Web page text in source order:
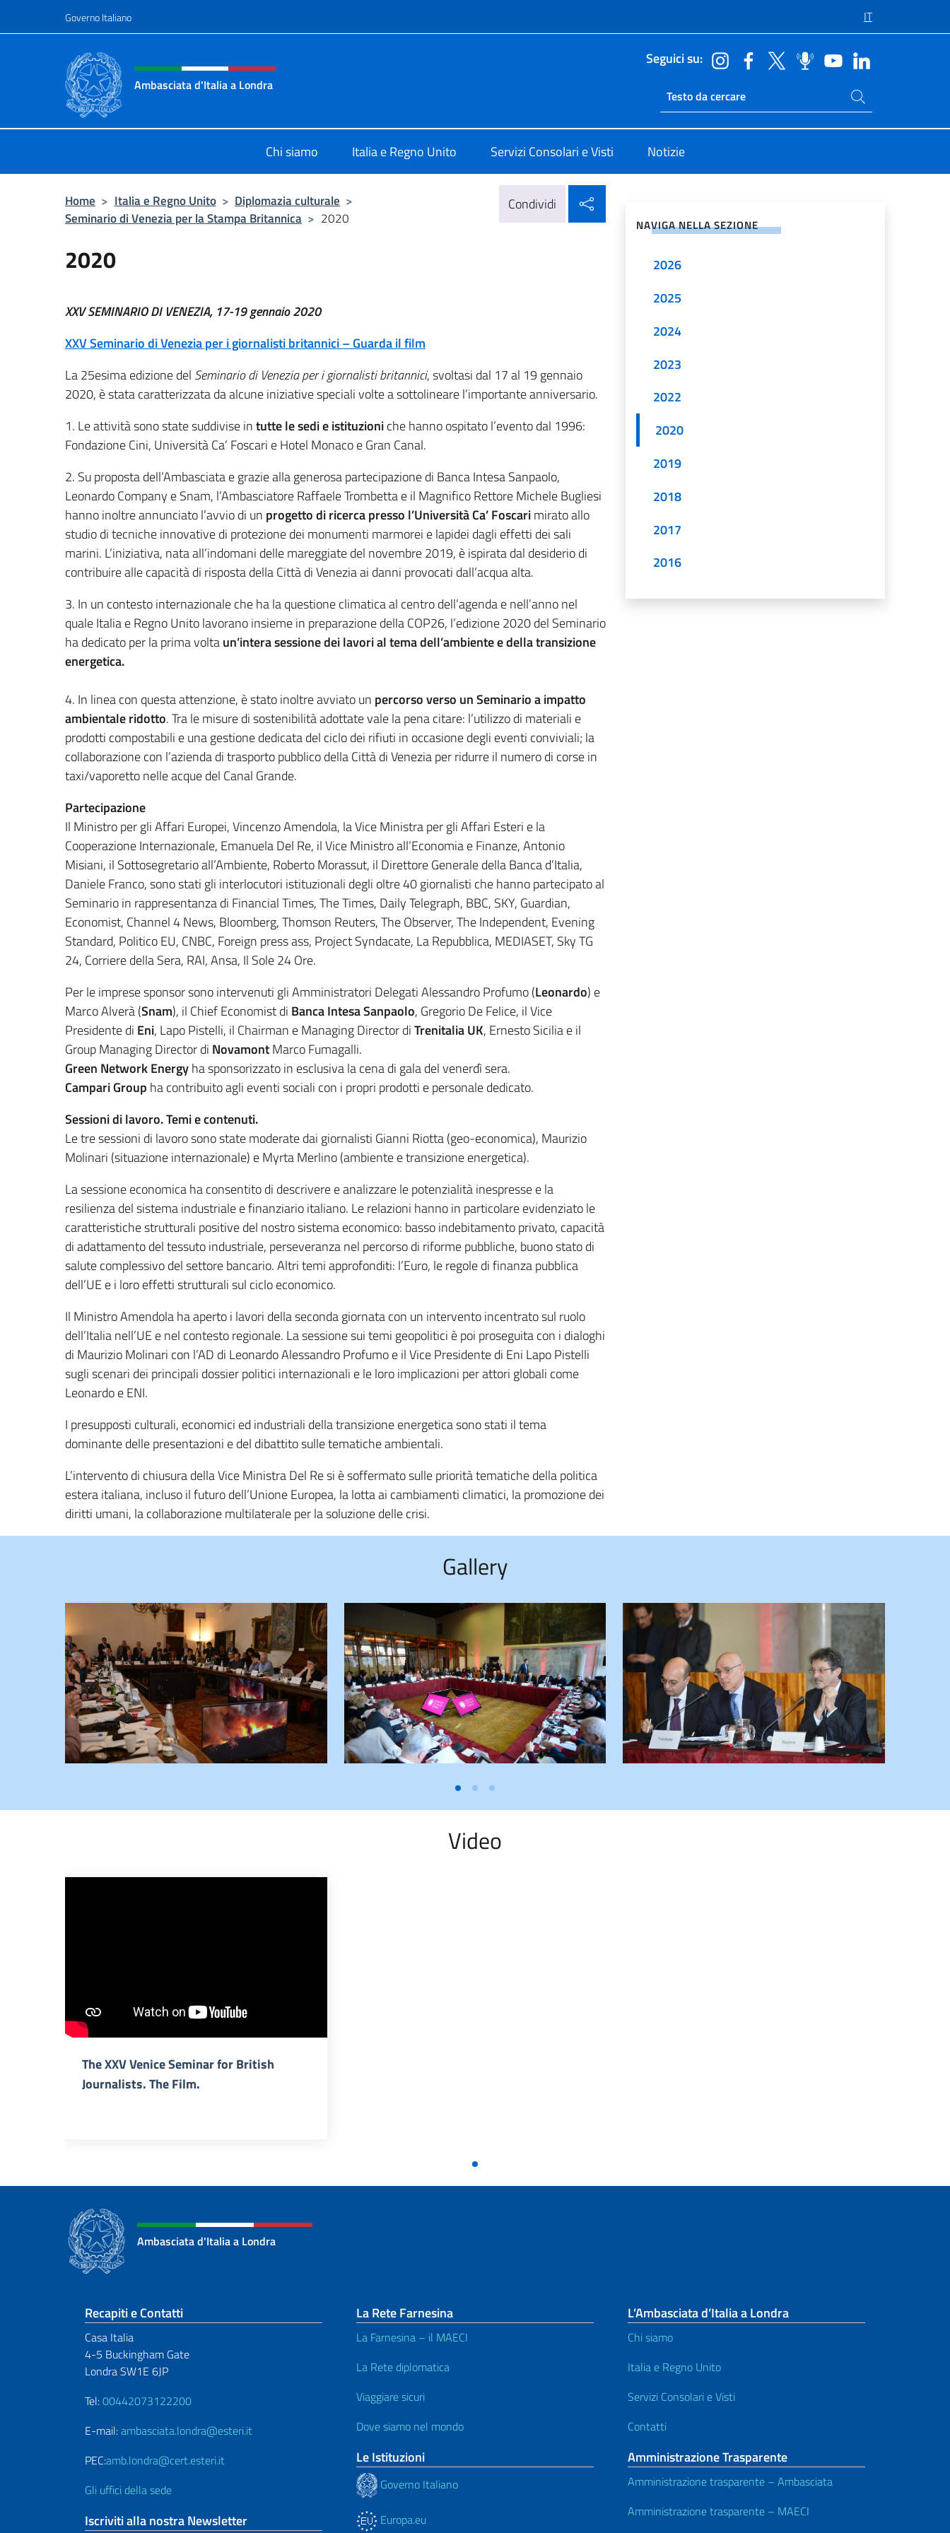
Governo Italiano IT
Intestazione sito, social e menù
Ambasciata d'Italia a Londra
Seguici su:
Ricerca sito live
Cerca nel sito
Chi siamo Italia e Regno Unito Servizi Consolari e Visti Notizie
Home > Italia e Regno Unito > Diplomazia culturale >
Seminario di Venezia per la Stampa Britannica > 2020
Condividi
2020
XXV SEMINARIO DI VENEZIA, 17-19 gennaio 2020
XXV Seminario di Venezia per i giornalisti britannici – Guarda il film
La 25esima edizione del Seminario di Venezia per i giornalisti britannici, svoltasi dal 17 al 19 gennaio
2020, è stata caratterizzata da alcune iniziative speciali volte a sottolineare l’importante anniversario.
1. Le attività sono state suddivise intutte le sedi e istituzioniche hanno ospitato l’evento dal 1996:
Fondazione Cini, Università Ca’ Foscari e Hotel Monaco e Gran Canal.
2. Su proposta dell’Ambasciata e grazie alla generosa partecipazione di Banca Intesa Sanpaolo,
Leonardo Company e Snam, l’Ambasciatore Raffaele Trombetta e il Magnifico Rettore Michele Bugliesi
hanno inoltre annunciato l’avvio di un progetto di ricerca presso l’Università Ca’ Foscarimirato allo
studio di tecniche innovative di protezione dei monumenti marmorei e lapidei dagli effetti dei sali
marini. L’iniziativa, nata all’indomani delle mareggiate del novembre 2019, è ispirata dal desiderio di
contribuire alle capacità di risposta della Città di Venezia ai danni provocati dall’acqua alta.
3. In un contesto internazionale che ha la questione climatica al centro dell’agenda e nell’anno nel
quale Italia e Regno Unito lavorano insieme in preparazione della COP26, l’edizione 2020 del Seminario
ha dedicato per la prima voltaun’intera sessione dei lavori al tema dell’ambiente e della transizione
energetica.
4. In linea con questa attenzione, è stato inoltre avviato un percorso verso un Seminario a impatto
ambientale ridotto. Tra le misure di sostenibilità adottate vale la pena citare: l’utilizzo di materiali e
prodotti compostabili e una gestione dedicata del ciclo dei rifiuti in occasione degli eventi conviviali; la
collaborazione con l’azienda di trasporto pubblico della Città di Venezia per ridurre il numero di corse in
taxi/vaporetto nelle acque del Canal Grande.
Partecipazione
Il Ministro per gli Affari Europei, Vincenzo Amendola, la Vice Ministra per gli Affari Esteri e la
Cooperazione Internazionale, Emanuela Del Re, il Vice Ministro all’Economia e Finanze, Antonio
Misiani, il Sottosegretario all’Ambiente, Roberto Morassut, il Direttore Generale della Banca d’Italia,
Daniele Franco, sono stati gli interlocutori istituzionali degli oltre 40 giornalisti che hanno partecipato al
Seminario in rappresentanza di Financial Times, The Times, Daily Telegraph, BBC, SKY, Guardian,
Economist, Channel 4 News, Bloomberg, Thomson Reuters, The Observer, The Independent, Evening
Standard, Politico EU, CNBC, Foreign press ass, Project Syndacate, La Repubblica, MEDIASET, Sky TG
24, Corriere della Sera, RAI, Ansa, Il Sole 24 Ore.
Per le imprese sponsor sono intervenuti gli Amministratori Delegati Alessandro Profumo (Leonardo) e
Marco Alverà (Snam), il Chief Economist di Banca Intesa Sanpaolo, Gregorio De Felice, il Vice
Presidente di Eni, Lapo Pistelli, il Chairman e Managing Director diTrenitalia UK, Ernesto Sicilia e il
Group Managing Director di NovamontMarco Fumagalli.
Green Network Energyha sponsorizzato in esclusiva la cena di gala del venerdì sera.
Campari Group ha contribuito agli eventi sociali con i propri prodotti e personale dedicato.
Sessioni di lavoro. Temi e contenuti.
Le tre sessioni di lavoro sono state moderate dai giornalisti Gianni Riotta (geo-economica), Maurizio
Molinari (situazione internazionale) e Myrta Merlino (ambiente e transizione energetica).
La sessione economica ha consentito di descrivere e analizzare le potenzialità inespresse e la
resilienza del sistema industriale e finanziario italiano. Le relazioni hanno in particolare evidenziato le
caratteristiche strutturali positive del nostro sistema economico: basso indebitamento privato, capacità
di adattamento del tessuto industriale, perseveranza nel percorso di riforme pubbliche, buono stato di
salute complessivo del settore bancario. Altri temi approfonditi: l’Euro, le regole di finanza pubblica
dell’UE e i loro effetti strutturali sul ciclo economico.
Il Ministro Amendola ha aperto i lavori della seconda giornata con un intervento incentrato sul ruolo
dell’Italia nell’UE e nel contesto regionale. La sessione sui temi geopolitici è poi proseguita con i dialoghi
di Maurizio Molinari con l’AD di Leonardo Alessandro Profumo e il Vice Presidente di Eni Lapo Pistelli
sugli scenari dei principali dossier politici internazionali e le loro implicazioni per attori globali come
Leonardo e ENI.
I presupposti culturali, economici ed industriali della transizione energetica sono stati il tema
dominante delle presentazioni e del dibattito sulle tematiche ambientali.
L’intervento di chiusura della Vice Ministra Del Re si è soffermato sulle priorità tematiche della politica
estera italiana, incluso il futuro dell’Unione Europea, la lotta ai cambiamenti climatici, la promozione dei
diritti umani, la collaborazione multilaterale per la soluzione delle crisi.
NAVIGA NELLA SEZIONE
2026
2025
2024
2023
2022
2020
2019
2018
2017
2016
Gallery
Video
The XXV Venice Seminar for British
Journalists. The Film.
Ambasciata d'Italia a Londra
Sezione footer
Recapiti e Contatti
Casa Italia
4-5 Buckingham Gate
Londra SW1E 6JP
Tel:00442073122200
E-mail:ambasciata.londra@esteri.it
PEC:amb.londra@cert.esteri.it
Gli uffici della sede
Iscriviti alla nostra Newsletter
La Rete Farnesina
La Farnesina – il MAECI
La Rete diplomatica
Viaggiare sicuri
Dove siamo nel mondo
Le Istituzioni
Governo Italiano
Europa.eu
L’Ambasciata d’Italia a Londra
Chi siamo
Italia e Regno Unito
Servizi Consolari e Visti
Contatti
Amministrazione Trasparente
Amministrazione trasparente – Ambasciata
Amministrazione trasparente – MAECI